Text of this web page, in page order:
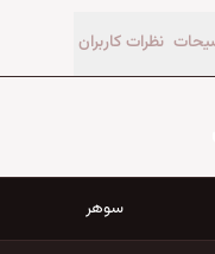
نظرات کاربران
سوهر